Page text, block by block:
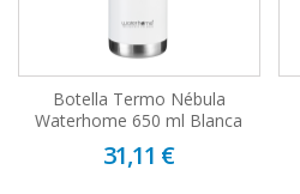
Botella Termo Nébula
Waterhome 650 ml Blanca
31,11 €